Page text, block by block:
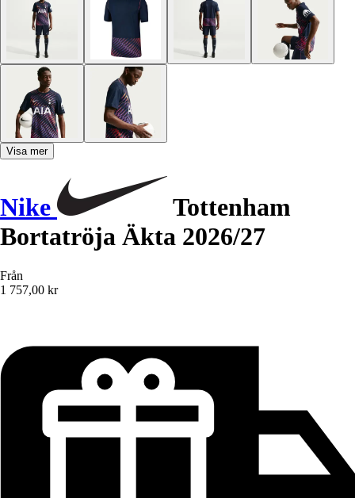
Visa mer
Nike
Tottenham
Bortatröja Äkta 2026/27
Från
1 757,00 kr